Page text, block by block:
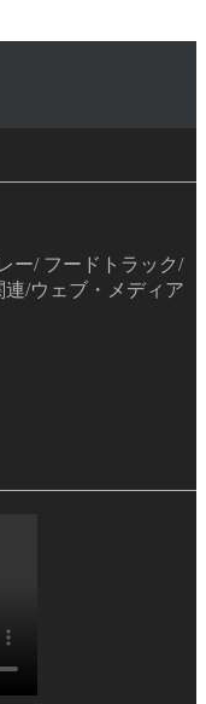
ー/ フードトラック/
/ウェブ・メディア